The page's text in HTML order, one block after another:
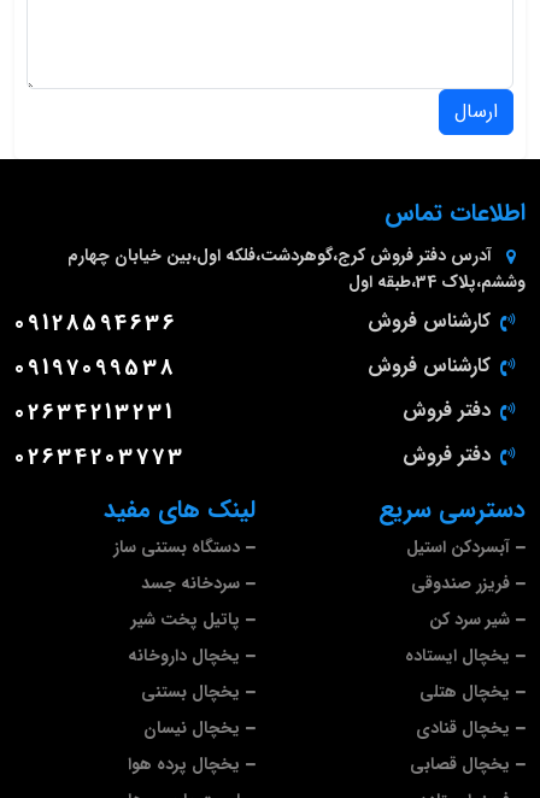
ارسال
لینک های مفید
دستگاه بستنی ساز
سردخانه جسد
پاتیل پخت شیر
یخچال داروخانه
یخچال بستنی
یخچال نیسان
یخچال پرده هوا
دسترسی سریع
آبسردکن استیل
فریزر صندوقی
شیر سرد کن
یخچال ایستاده
یخچال هتلی
یخچال قنادی
یخچال قصابی
اطلاعات تماس
آدرس دفتر فروش کرج،گوهردشت،فلکه اول،بین خیابان چهارم
وششم،پلاک 34،طبقه اول
کارشناس فروش 09128594636
کارشناس فروش 09197099538
دفتر فروش 02634213231
دفتر فروش 02634203773